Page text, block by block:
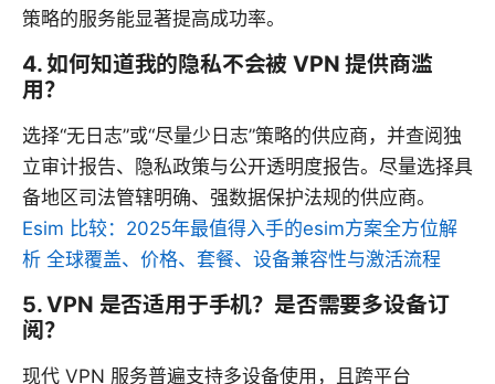
策略的服务能显著提高成功率。
4. 如何知道我的隐私不会被 VPN 提供商滥
用？
选择“无日志”或“尽量少日志”策略的供应商，并查阅独
立审计报告、隐私政策与公开透明度报告。尽量选择具
备地区司法管辖明确、强数据保护法规的供应商。
Esim 比较：2025年最值得入手的esim方案全方位解
析 全球覆盖、价格、套餐、设备兼容性与激活流程
5. VPN 是否适用于手机？是否需要多设备订
阅？
现代 VPN 服务普遍支持多设备使用，且跨平台